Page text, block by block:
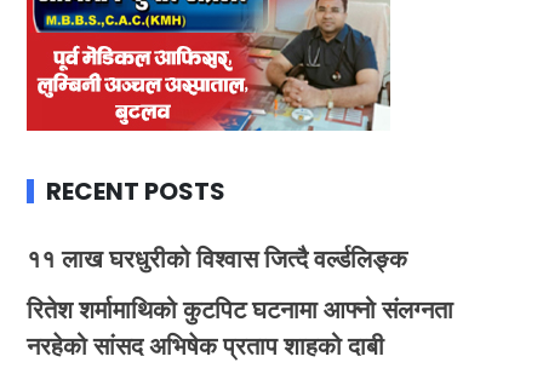
RECENT POSTS
११ लाख घरधुरीको विश्वास जित्दै वर्ल्डलिङ्क
रितेश शर्मामाथिको कुटपिट घटनामा आफ्नो संलग्नता
नरहेको सांसद अभिषेक प्रताप शाहको दाबी